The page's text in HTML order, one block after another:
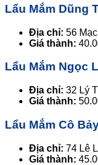
Lẩu Mắm Dũng
Địa chỉ: 56
Giá thành:
Lẩu Mắm Ngọc
Địa chỉ: 32 Lý
Giá thành:
Lẩu Mắm Cô
Địa chỉ: 74 Lê
Giá thành: